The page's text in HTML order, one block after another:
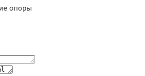
опоры